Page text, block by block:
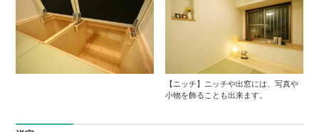
【ニッチ】ニッチや出窓には、写真や
小物を飾ることも出来ます。